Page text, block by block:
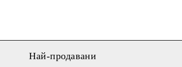
Най-продавани